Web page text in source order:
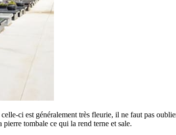
ci est généralement très fleurie, il ne faut pas
tombale ce qui la rend terne et sale.